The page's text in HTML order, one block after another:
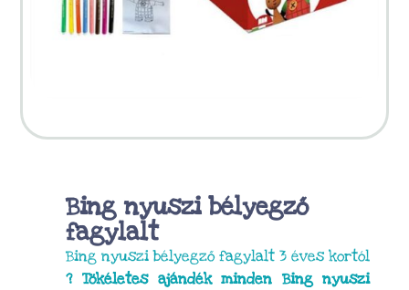
Bing nyuszi bélyegző
fagylalt
Bing nyuszi bélyegző fagylalt 3 éves kortól
? Tökéletes ajándék minden Bing nyuszi